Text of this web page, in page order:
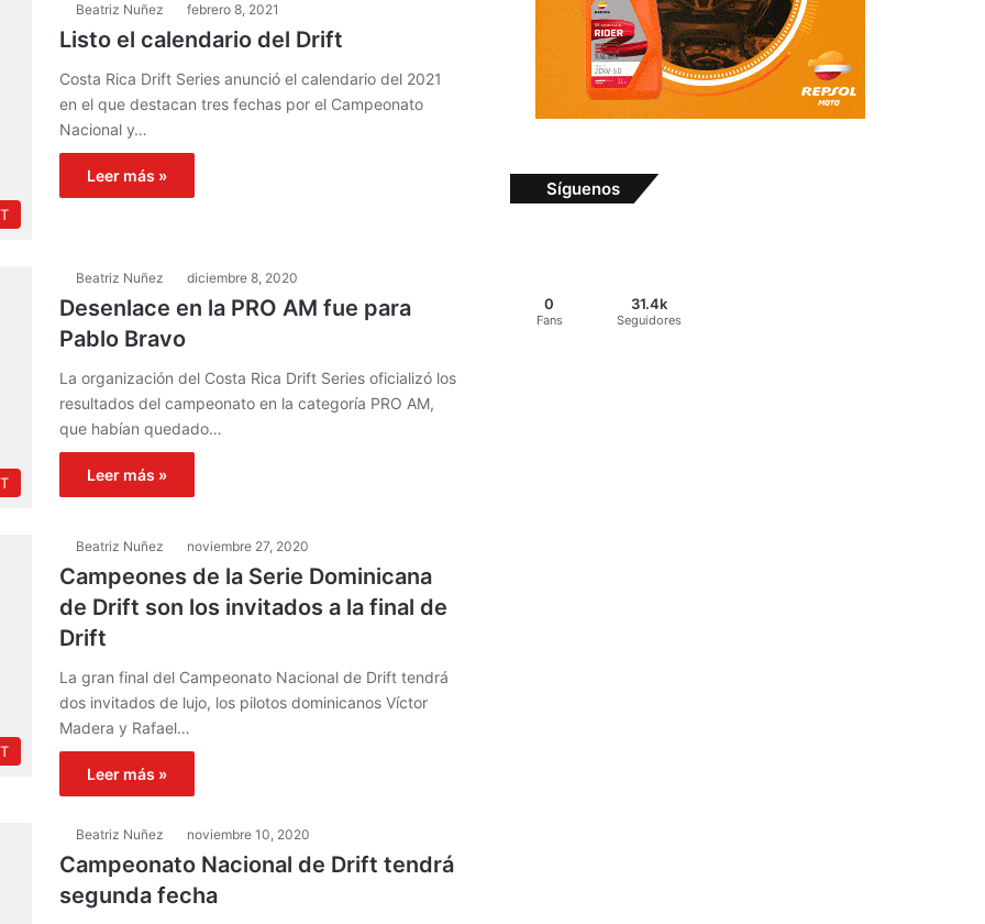
Beatriz Nuñez febrero 8, 2021
Listo el calendario del Drift
Costa Rica Drift Series anunció el calendario del 2021
en el que destacan tres fechas por el Campeonato
Nacional y…
Leer más »
Beatriz Nuñez diciembre 8, 2020
Desenlace en la PRO AM fue para
Pablo Bravo
La organización del Costa Rica Drift Series oficializó los
resultados del campeonato en la categoría PRO AM,
que habían quedado…
Leer más »
Beatriz Nuñez noviembre 27, 2020
Campeones de la Serie Dominicana
de Drift son los invitados a la final de
Drift
La gran final del Campeonato Nacional de Drift tendrá
dos invitados de lujo, los pilotos dominicanos Víctor
Madera y Rafael…
Leer más »
Beatriz Nuñez noviembre 10, 2020
Campeonato Nacional de Drift tendrá
segunda fecha
Síguenos
0
Fans
31.4k
Seguidores